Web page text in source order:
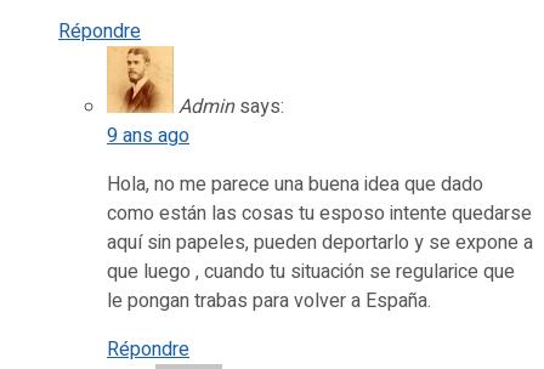
Répondre
Admin says:
9 ans ago
Hola, no me parece una buena idea que dado
como están las cosas tu esposo intente quedarse
aquí sin papeles, pueden deportarlo y se expone a
que luego , cuando tu situación se regularice que
le pongan trabas para volver a España.
Répondre